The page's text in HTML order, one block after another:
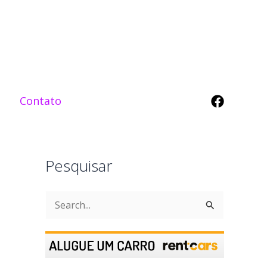
Contato
Pesquisar
s